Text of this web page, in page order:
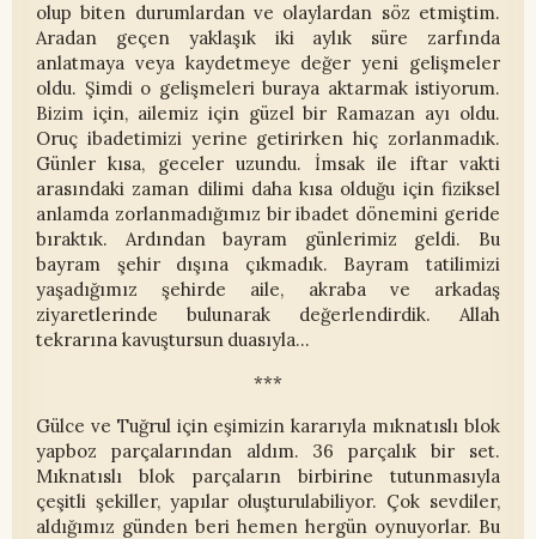
olup biten durumlardan ve olaylardan söz etmiştim.
Aradan geçen yaklaşık iki aylık süre zarfında
anlatmaya veya kaydetmeye değer yeni gelişmeler
oldu. Şimdi o gelişmeleri buraya aktarmak istiyorum.
Bizim için, ailemiz için güzel bir Ramazan ayı oldu.
Oruç ibadetimizi yerine getirirken hiç zorlanmadık.
Günler kısa, geceler uzundu. İmsak ile iftar vakti
arasındaki zaman dilimi daha kısa olduğu için fiziksel
anlamda zorlanmadığımız bir ibadet dönemini geride
bıraktık. Ardından bayram günlerimiz geldi. Bu
bayram şehir dışına çıkmadık. Bayram tatilimizi
yaşadığımız şehirde aile, akraba ve arkadaş
ziyaretlerinde bulunarak değerlendirdik. Allah
tekrarına kavuştursun duasıyla...
***
Gülce ve Tuğrul için eşimizin kararıyla mıknatıslı blok
yapboz parçalarından aldım. 36 parçalık bir set.
Mıknatıslı blok parçaların birbirine tutunmasıyla
çeşitli şekiller, yapılar oluşturulabiliyor. Çok sevdiler,
aldığımız günden beri hemen hergün oynuyorlar. Bu